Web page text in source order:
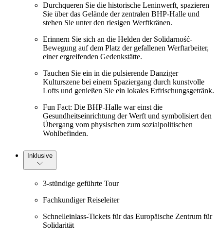
Durchqueren Sie die historische Leninwerft, spazieren
Sie über das Gelände der zentralen BHP-Halle und
stehen Sie unter den riesigen Werftkränen.
Erinnern Sie sich an die Helden der Solidarność-
Bewegung auf dem Platz der gefallenen Werftarbeiter,
einer ergreifenden Gedenkstätte.
Tauchen Sie ein in die pulsierende Danziger
Kulturszene bei einem Spaziergang durch kunstvolle
Lofts und genießen Sie ein lokales Erfrischungsgetränk.
Fun Fact: Die BHP-Halle war einst die
Gesundheitseinrichtung der Werft und symbolisiert den
Übergang vom physischen zum sozialpolitischen
Wohlbefinden.
Inklusive
3-stündige geführte Tour
Fachkundiger Reiseleiter
Schnelleinlass-Tickets für das Europäische Zentrum für
Solidarität